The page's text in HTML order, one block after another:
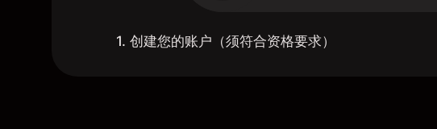
1. 创建您的账户（须符合资格要求）